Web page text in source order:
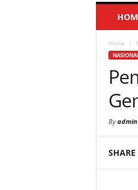
Home
Byadmin
SHARE